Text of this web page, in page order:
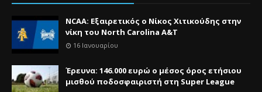
NCAA: Εξαιρετικός ο Νίκος Χιτικούδης στην
νίκη του North Carolina A&Τ
16 Ιανουαρίου
Έρευνα: 146.000 ευρώ ο μέσος όρος ετήσιου
μισθού ποδοσφαιριστή στη Super League